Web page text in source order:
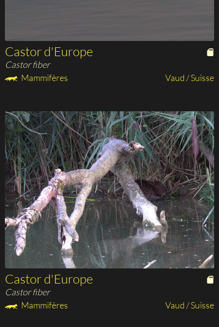
Castor d'Europe
Castor fiber
Mammifères
Vaud / Suisse
Castor d'Europe
Castor fiber
Mammifères
Vaud / Suisse